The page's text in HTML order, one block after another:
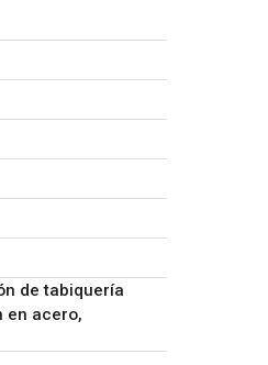
de tabiquería
en acero,